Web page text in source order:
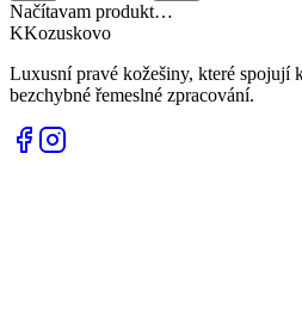
Načítavam produkt…
KKozuskovo
Luxusní pravé kožešiny, které spojují
bezchybné řemeslné zpracování.